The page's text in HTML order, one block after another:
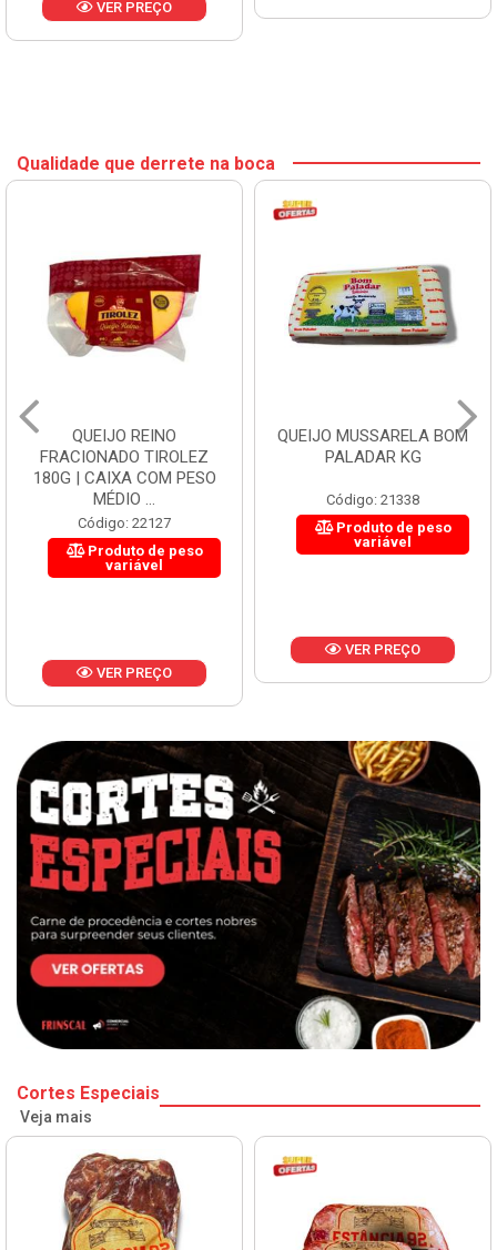
VER PREÇO
Qualidade que derrete na boca
QUEIJO REINO
FRACIONADO TIROLEZ
180G | CAIXA COM PESO
MÉDIO ...
Código: 22127
Produto de peso
variável
VER PREÇO
QUEIJO MUSSARELA BOM
PALADAR KG
Código: 21338
Produto de peso
variável
VER PREÇO
Cortes Especiais
Veja mais